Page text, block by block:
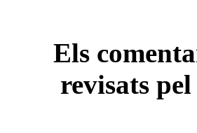
Els
revisats